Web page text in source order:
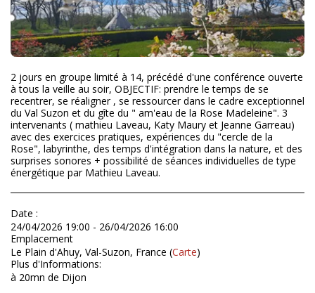
2 jours en groupe limité à 14, précédé d'une conférence ouverte
à tous la veille au soir, OBJECTIF: prendre le temps de se
recentrer, se réaligner , se ressourcer dans le cadre exceptionnel
du Val Suzon et du gîte du " am'eau de la Rose Madeleine". 3
intervenants ( mathieu Laveau, Katy Maury et Jeanne Garreau)
avec des exercices pratiques, expériences du "cercle de la
Rose", labyrinthe, des temps d'intégration dans la nature, et des
surprises sonores + possibilité de séances individuelles de type
énergétique par Mathieu Laveau.
Date :
24/04/2026 19:00 - 26/04/2026 16:00
Emplacement
Le Plain d'Ahuy, Val-Suzon, France (Carte)
Plus d'Informations:
à 20mn de Dijon